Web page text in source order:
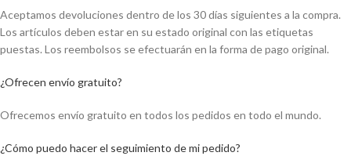
Aceptamos devoluciones dentro de los 30 días siguientes a la compra.
Los artículos deben estar en su estado original con las etiquetas
puestas. Los reembolsos se efectuarán en la forma de pago original.
¿Ofrecen envío gratuito?
Ofrecemos envío gratuito en todos los pedidos en todo el mundo.
¿Cómo puedo hacer el seguimiento de mi pedido?